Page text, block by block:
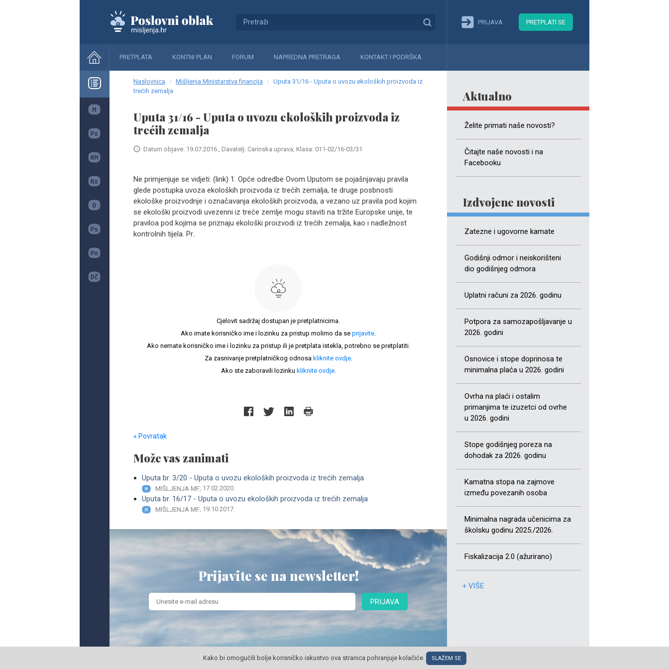
PRIJAVA PRETPLATI SE
PRETPLATA KONTNI PLAN FORUM NAPREDNA PRETRAGA KONTAKT I PODRŠKA
Aktualno
Želite primati naše novosti?
Čitajte naše novosti i na
Facebooku
Izdvojene novosti
Zatezne i ugovorne kamate
Godišnji odmor i neiskorišteni
dio godišnjeg odmora
Uplatni računi za 2026. godinu
Potpora za samozapošljavanje u
2026. godini
Osnovice i stope doprinosa te
minimalna plaća u 2026. godini
Ovrha na plaći i ostalim
primanjima te izuzetci od ovrhe
u 2026. godini
Stope godišnjeg poreza na
dohodak za 2026. godinu
Kamatna stopa na zajmove
između povezanih osoba
Minimalna nagrada učenicima za
školsku godinu 2025./2026.
Fiskalizacija 2.0 (ažurirano)
+ VIŠE
Naslovnica Mišljenja Ministarstva financija
Uputa 31/16 - Uputa o uvozu ekoloških proizvoda iz
trećih zemalja
Uputa 31/16 - Uputa o uvozu ekoloških proizvoda iz
trećih zemalja
Datum objave: 19.07.2016., Davatelj: Carinska uprava, Klasa: 011-02/16-03/31
Ne primjenjuje se vidjeti: (link) 1. Opće odredbe Ovom Uputom se pojašnjavaju pravila
glede postupka uvoza ekoloških proizvoda iz trećih zemalja, te druge posbnosti
ekološke proizvodnje i označavanja ekoloških proizvoda, a vezano uz pravila pod kojim
se ekološki proizvodi uvezenni iz treće zemlje mogu staviti na tržite Europske unije, te
praviloa pod kojima se priznaju ekološki proizvodi iz trećih zemalja, kao i nadležnost
kontrolnih tijela. Pr..
Cjelovit sadržaj dostupan je pretplatnicima.
Ako imate korisničko ime i lozinku za pristup molimo da se prijavite.
Ako nemate korisničko ime i lozinku za pristup ili je pretplata istekla, potrebno se pretplatiti.
Za zasnivanje pretplatničkog odnosa kliknite ovdje.
Ako ste zaboravili lozinku kliknite ovdje.
« Povratak
Može vas zanimati
Uputa br. 3/20 - Uputa o uvozu ekoloških proizvoda iz trećih zemalja
MIŠLJENJA MF, 17.02.2020.
Uputa br. 16/17 - Uputa o uvozu ekoloških proizvoda iz trećih zemalja
MIŠLJENJA MF, 19.10.2017.
Prijavite se na newsletter!
PRIJAVA
© POSLOVNI OBLAK Sva prava pridržana
Kako bi omogućili bolje korisničko iskustvo ova stranica pohranjuje kolačiće. SLAŽEM SE